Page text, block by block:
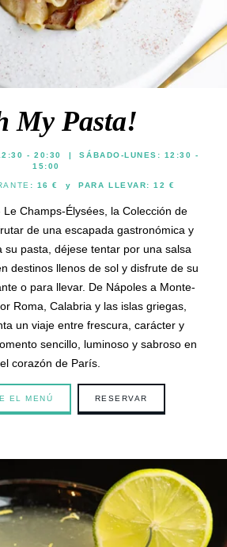
My Pasta!
- 20:30 | SÁBADO-LUNES: 12:30 -
15:00
: 16 € y PARA LLEVAR: 12 €
Le Champs-Élysées, la Colección de
de una escapada gastronómica y
su pasta, déjese tentar por una salsa
destinos llenos de sol y disfrute de su
o para llevar. De Nápoles a Monte-
Roma, Calabria y las islas griegas,
un viaje entre frescura, carácter y
sencillo, luminoso y sabroso en
el corazón de París.
EL MENÚ RESERVAR
Français
English
Hotel
Restaurante & Bar
Desayuno
y privatizaciones
Familia